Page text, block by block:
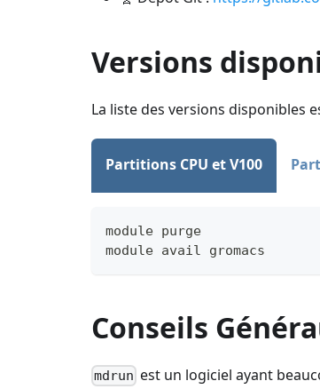
Versions
La liste des versions disponibles
Partitions CPU et V100
module purge
module avail gromacs
Conseils
mdrun est un logiciel ayant